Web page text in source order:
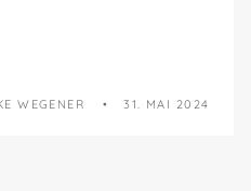
WEGENER 31. MAI 2024